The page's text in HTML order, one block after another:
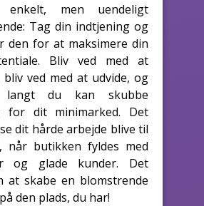
men uendeligt
Tag din indtjening og
den for at maksimere din
Bliv ved med at
ved med at udvide, og
du kan skubbe
for dit minimarked. Det
dit hårde arbejde blive til
når butikken fyldes med
og glade kunder. Det
at skabe en blomstrende
den plads, du har!